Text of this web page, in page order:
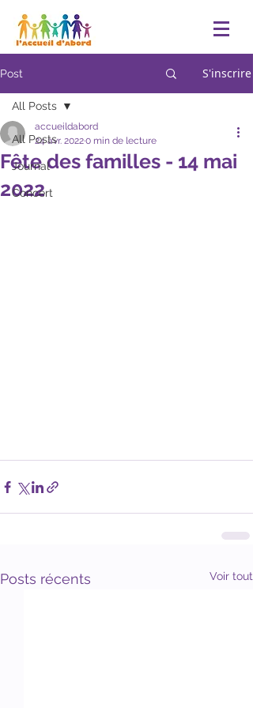
Post S'inscrire
All Posts
Journal
Concert
All Posts
Fête des familles - 14 mai
2022
accueildabord
24 avr. 20220 min de lecture
Posts récents Voir tout